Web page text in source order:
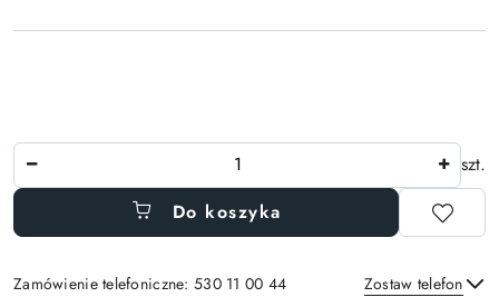
Ilość
szt.
Do koszyka
Zamówienie telefoniczne: 530 11 00 44 Zostaw telefon